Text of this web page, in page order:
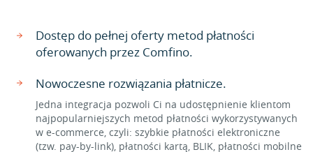
Dostęp do pełnej oferty metod płatności
oferowanych przez Comfino.
Nowoczesne rozwiązania płatnicze.
Jedna integracja pozwoli Ci na udostępnienie klientom
najpopularniejszych metod płatności wykorzystywanych
w e-commerce, czyli: szybkie płatności elektroniczne
(tzw. pay-by-link), płatności kartą, BLIK, płatności mobilne